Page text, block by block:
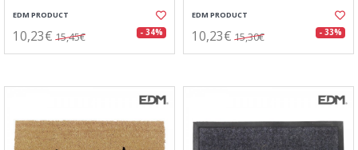
EDM PRODUCT
10,23€ 15,45€ - 34%
EDM PRODUCT
10,23€ 15,30€ - 33%